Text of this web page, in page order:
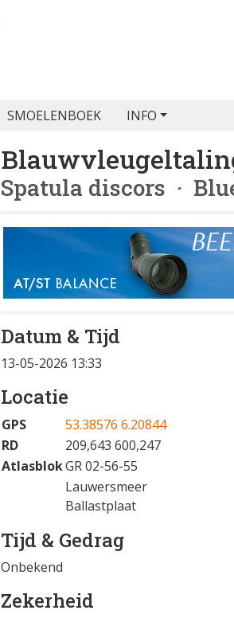
SMOELENBOEK INFO
Spatula discors ·
Datum & Tijd
13-05-2026 13:33
Locatie
GPS
53.38576 6.20844
RD
209,643 600,247
AtlasblokGR 02-56-55
Lauwersmeer
Ballastplaat
Tijd & Gedrag
Onbekend
Zekerheid